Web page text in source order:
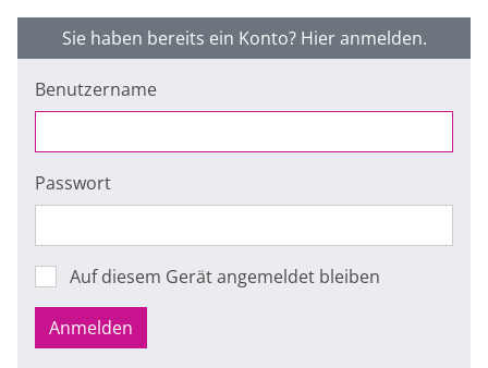
Sie haben bereits ein Konto? Hier anmelden.
Benutzername
Passwort
Auf diesem Gerät angemeldet bleiben
Anmelden